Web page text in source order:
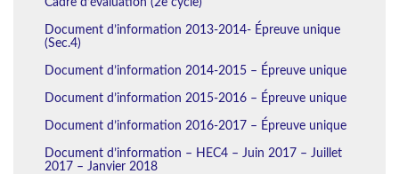
Document d’information 2013-2014- Épreuve unique
(Sec.4)
Document d’information 2014-2015 – Épreuve unique
Document d’information 2015-2016 – Épreuve unique
Document d’information 2016-2017 – Épreuve unique
Document d’information – HEC4 – Juin 2017 – Juillet
2017 – Janvier 2018